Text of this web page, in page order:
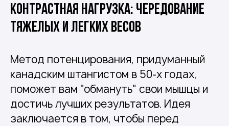
Контрастная нагрузка: чередование
тяжелых и легких весов
Метод потенцирования, придуманный
канадским штангистом в 50-х годах,
поможет вам "обмануть" свои мышцы и
достичь лучших результатов. Идея
заключается в том, чтобы перед